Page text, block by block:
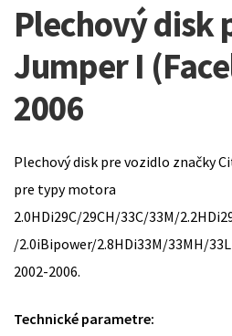
Plechový disk
Jumper I
2006
Plechový disk pre vozidlo značky
pre typy motora
2.0HDi29C/29CH/33C/33M/
/2.0iBipower/2.8HDi33M/33MH/
2002-2006.
Technické parametre: